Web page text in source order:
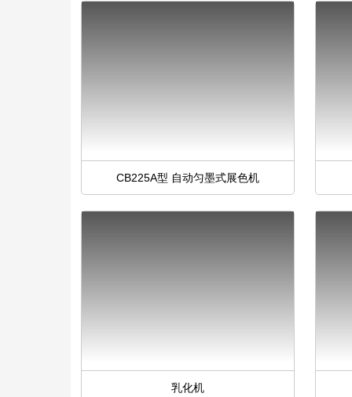
CB225A型 自动匀墨式展色机
乳化机